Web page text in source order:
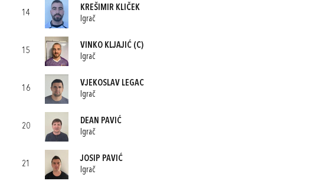
14
KREŠIMIR KLIČEK
Igrač
15
VINKO KLJAJIĆ (C)
Igrač
16
VJEKOSLAV LEGAC
Igrač
20
DEAN PAVIĆ
Igrač
21
JOSIP PAVIĆ
Igrač